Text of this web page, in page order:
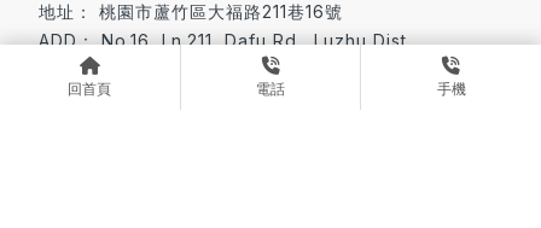
回首頁 電話 手機
桃園市蘆竹區大福路211巷16號
No.16, Ln.211, Dafu Rd., Luzhu Dist.,
Taoyuan City 338022, Taiwan (R.O.C.)